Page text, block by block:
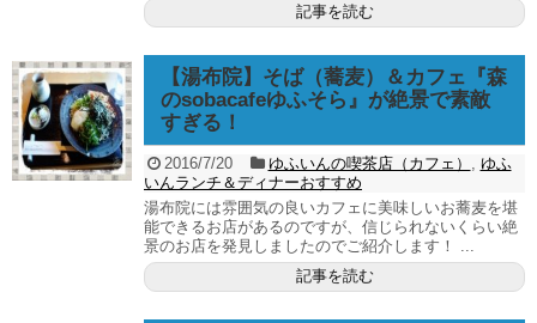
記事を読む
【湯布院】そば（蕎麦）＆カフェ『森
のsobacafeゆふそら』が絶景で素敵
すぎる！
2016/7/20 ゆふいんの喫茶店（カフェ）
ゆふ
いんランチ＆ディナーおすすめ
湯布院には雰囲気の良いカフェに美味しいお蕎麦を堪
能できるお店があるのですが、信じられないくらい絶
景のお店を発見しましたのでご紹介します！ ...
記事を読む